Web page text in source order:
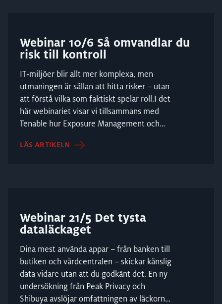
Webinar 10/6 Så omvandlar du
risk till kontroll
IT‑miljöer blir allt mer komplexa, men
utmaningen är sällan att hitta risker – utan
att förstå vilka som faktiskt spelar roll.I det
här webinariet visar vi tillsammans med
Tenable hur Exposure Management och
LÄS ARTIKELN
Webinar 21/5 Det tysta
dataläckaget
Dina mest använda appar – från banken till
butiken och vårdcentralen – skickar känslig
data vidare utan att du godkänt det. En ny
undersökning från Peak Privacy och
Shibuya avslöjar omfattningen av läckorna i